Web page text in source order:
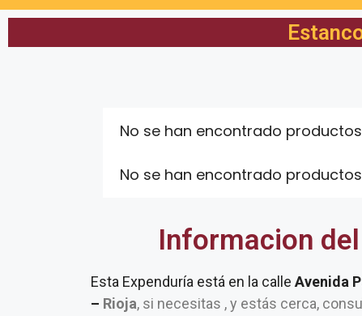
No se han encontrado
No se han encontrado
Informacion
Esta Expenduría está en la calle Avenida
– Rioja, si necesitas , y estás cerca,